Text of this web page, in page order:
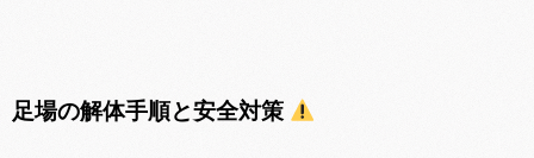
足場の解体手順と安全対策